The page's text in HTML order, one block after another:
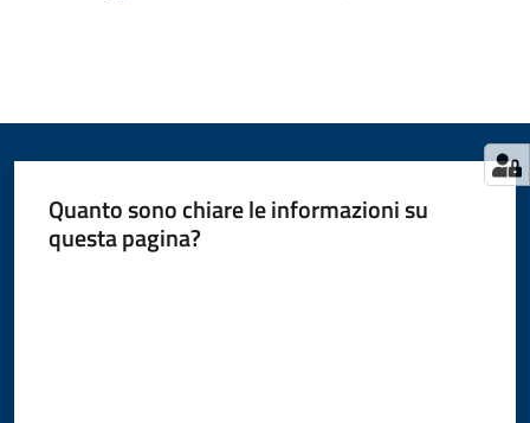
Quanto sono chiare le informazioni su
questa pagina?